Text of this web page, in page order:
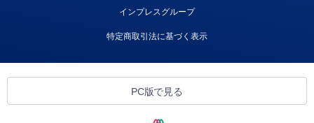
インプレスグループ
特定商取引法に基づく表示
PC版で見る